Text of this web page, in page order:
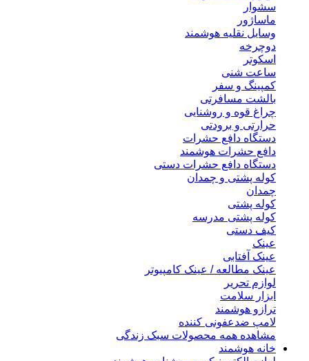
سشوار
ماساژور
وسایل نقلیه هوشمند
دوچرخه
اسکوتر
ساعت شنی
کمپینگ و سفر
بالشت مسافرتی
چراغ قوه و روشنایی
حرارتی و برودتی
دستگاه دافع حشرات
دافع حشرات هوشمند
دستگاه دافع حشرات دستی
کوله پشتی و چمدان
چمدان
کوله پشتی
کوله پشتی مدرسه
کیف دستی
عینک
عینک آفتابی
عینک مطالعه / عینک کامپیوتر
لوازم تحریر
ابزار سلامت
ترازو هوشمند
لامپ ضدعفونی کننده
مشاهده همه محصولات سبک زندگی
خانه هوشمند